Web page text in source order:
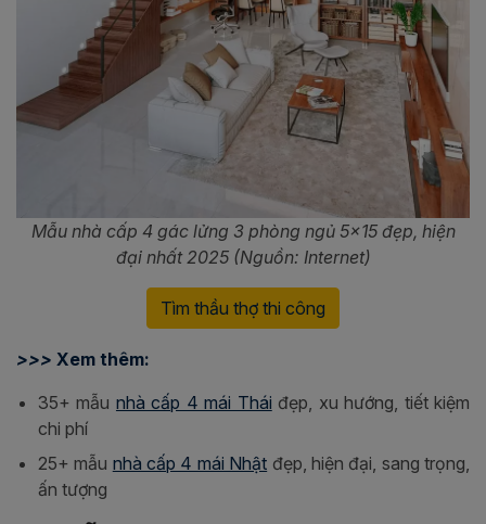
Mẫu nhà cấp 4 gác lửng 3 phòng ngủ 5x15 đẹp, hiện
đại nhất 2025 (Nguồn: Internet)
Tìm thầu thợ thi công
>>> Xem thêm:
35+ mẫu nhà cấp 4 mái Thái đẹp, xu hướng, tiết kiệm
chi phí
25+ mẫu nhà cấp 4 mái Nhật đẹp, hiện đại, sang trọng,
ấn tượng